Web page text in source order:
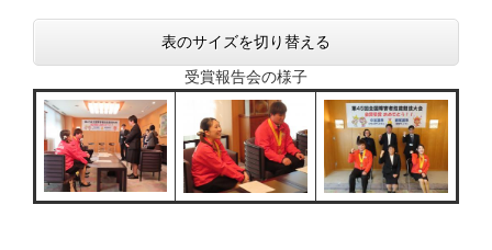
表のサイズを切り替える
受賞報告会の様子